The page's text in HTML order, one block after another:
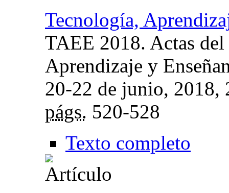
Tecnología,
TAEE 2018. Actas
Aprendizaje y
20-22 de junio, 2018,
págs. 520-528
Texto completo